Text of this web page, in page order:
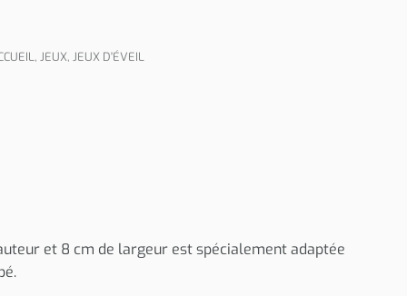
, JEUX, JEUX D'ÉVEIL
et 8 cm de largeur est spécialement adaptée